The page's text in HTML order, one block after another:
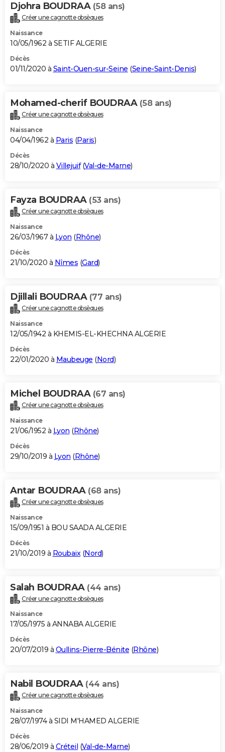
Djohra BOUDRAA (58 ans)
Créer une cagnotte obsèques
Naissance
10/05/1962 à SETIF ALGERIE
Décès
01/11/2020 à Saint-Ouen-sur-Seine (Seine-Saint-Denis)
Mohamed-cherif BOUDRAA (58 ans)
Créer une cagnotte obsèques
Naissance
04/04/1962 à Paris (Paris)
Décès
28/10/2020 à Villejuif(Val-de-Marne)
Fayza BOUDRAA (53 ans)
Créer une cagnotte obsèques
Naissance
26/03/1967 à Lyon (Rhône)
Décès
21/10/2020 à Nîmes (Gard)
Djillali BOUDRAA (77 ans)
Créer une cagnotte obsèques
Naissance
12/05/1942 à KHEMIS-EL-KHECHNA ALGERIE
Décès
22/01/2020 à Maubeuge (Nord)
Michel BOUDRAA (67 ans)
Créer une cagnotte obsèques
Naissance
21/06/1952 à Lyon (Rhône)
Décès
29/10/2019 à Lyon (Rhône)
Antar BOUDRAA (68 ans)
Créer une cagnotte obsèques
Naissance
15/09/1951 à BOU SAADA ALGERIE
Décès
21/10/2019 à Roubaix (Nord)
Salah BOUDRAA (44 ans)
Créer une cagnotte obsèques
Naissance
17/05/1975 à ANNABA ALGERIE
Décès
20/07/2019 à Oullins-Pierre-Bénite (Rhône)
Nabil BOUDRAA (44 ans)
Créer une cagnotte obsèques
Naissance
28/07/1974 à SIDI M'HAMED ALGERIE
Décès
28/06/2019 à Créteil (Val-de-Marne)